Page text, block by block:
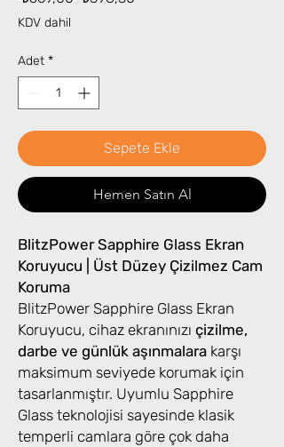
KDV dahil
Adet *
Sepete Ekle
Hemen Satın Al
BlitzPower Sapphire Glass Ekran
Koruyucu | Üst Düzey Çizilmez Cam
Koruma
BlitzPower Sapphire Glass Ekran
Koruyucu, cihaz ekranınızı çizilme,
darbe ve günlük aşınmalara karşı
maksimum seviyede korumak için
tasarlanmıştır. Uyumlu Sapphire
Glass teknolojisi sayesinde klasik
temperli camlara göre çok daha